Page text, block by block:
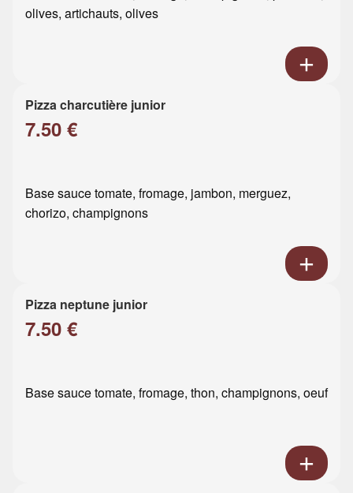
olives, artichauts, olives
Pizza charcutière junior
7.50 €
Base sauce tomate, fromage, jambon, merguez,
chorizo, champignons
Pizza neptune junior
7.50 €
Base sauce tomate, fromage, thon, champignons, oeuf